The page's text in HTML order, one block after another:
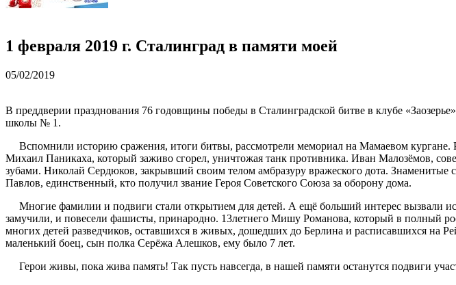
1 февраля 2019 г. Сталинград в памяти моей
05/02/2019
В преддверии празднования 76 годовщины победы в Сталинградской битве в клубе
школы № 1.
Вспомнили историю сражения, итоги битвы, рассмотрели мемориал на Мамаевом кургане.
Михаил Паникаха, который заживо сгорел, уничтожая танк противника. Иван Малозёмов,
зубами. Николай Сердюков, закрывший своим телом амбразуру вражеского дота.
Павлов, единственный, кто получил звание Героя Советского Союза за оборону дома.
Многие фамилии и подвиги стали открытием для детей. А ещё больший интерес вызвали
замучили, и повесели фашисты, принародно. 13летнего Мишу Романова, который в полный
многих детей разведчиков, оставшихся в живых, дошедших до Берлина и расписавшихся на
маленький боец, сын полка Серёжа Алешков, ему было 7 лет.
Герои живы, пока жива память! Так пусть навсегда, в нашей памяти останутся подвиги